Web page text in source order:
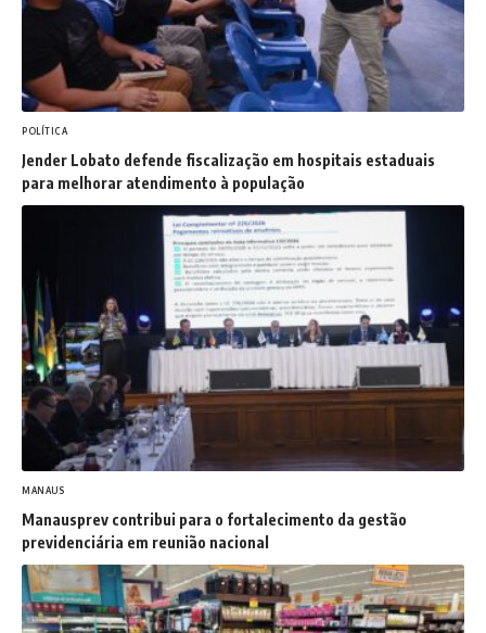
POLÍTICA
Jender Lobato defende fiscalização em hospitais estaduais
para melhorar atendimento à população
MANAUS
Manausprev contribui para o fortalecimento da gestão
previdenciária em reunião nacional